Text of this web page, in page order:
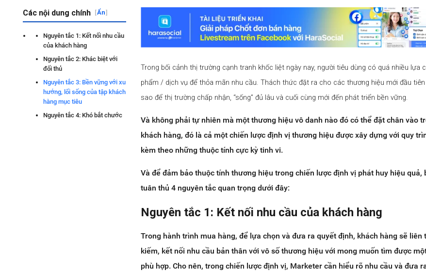
Các nội dung chính [Ẩn]
Nguyên tắc 1: Kết nối nhu cầu
của khách hàng
Nguyên tắc 2: Khác biệt với
đối thủ
Nguyên tắc 3: Bền vững với xu
hướng, lối sống của tập khách
hàng mục tiêu
Nguyên tắc 4: Khó bắt chước
Trong bối cảnh thị trường cạnh tranh khốc liệt ngày nay, người tiêu dùng có quá nhiều lựa
phẩm / dịch vụ để thỏa mãn nhu cầu. Thách thức đặt ra cho các thương hiệu mới đầu
sao để thị trường chấp nhận, “sống” đủ lâu và cuối cùng mới đến phát triển bền vững.
Và không phải tự nhiên mà một thương hiệu vô danh nào đó có thể đặt chân vào
khách hàng, đó là cả một chiến lược định vị thương hiệu được xây dựng với quy
kèm theo những thuộc tính cực kỳ tinh vi.
Và để đảm bảo thuộc tính thương hiệu trong chiến lược định vị phát huy hiệu quả,
tuân thủ 4 nguyên tắc quan trọng dưới đây:
Nguyên tắc 1: Kết nối nhu cầu của khách hàng
Trong hành trình mua hàng, để lựa chọn và đưa ra quyết định, khách hàng sẽ liên
kiếm, kết nối nhu cầu bản thân với vô số thương hiệu với mong muốn tìm được
phù hợp. Cho nên, trong chiến lược định vị, Marketer cần hiểu rõ nhu cầu và đưa